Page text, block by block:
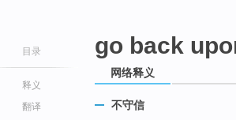
目录
释义
翻译
go back
网络释义
不守信